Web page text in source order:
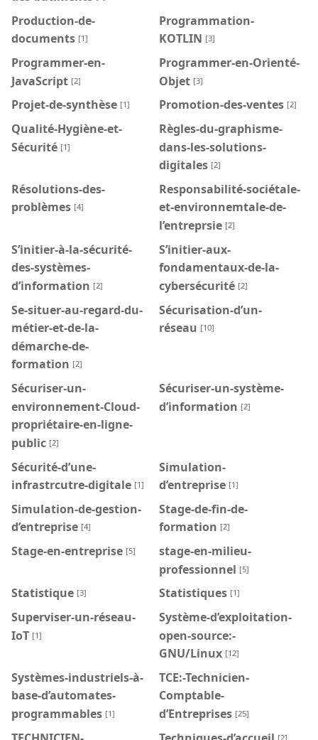
Production-de-
documents [1]
Programmation-
KOTLIN [3]
Programmer-en-
JavaScript [2]
Programmer-en-Orienté-
Objet [3]
Projet-de-synthèse [1] Promotion-des-ventes [2]
Qualité-Hygiène-et-
Sécurité [1]
Règles-du-graphisme-
dans-les-solutions-
digitales [2]
Résolutions-des-
problèmes [4]
Responsabilité-sociétale-
et-environnemtale-de-
l’entreprsie [2]
S’initier-à-la-sécurité-
des-systèmes-
d’information [2]
S’initier-aux-
fondamentaux-de-la-
cybersécurité [2]
Se-situer-au-regard-du-
métier-et-de-la-
démarche-de-
formation [2]
Sécurisation-d’un-
réseau [10]
Sécuriser-un-
environnement-Cloud-
propriétaire-en-ligne-
public [2]
Sécuriser-un-système-
d’information [2]
Sécurité-d’une-
infrastrcutre-digitale [1]
Simulation-
d’entreprise [1]
Simulation-de-gestion-
d’entreprise [4]
Stage-de-fin-de-
formation [2]
Stage-en-entreprise [5]
stage-en-milieu-
professionnel [5]
Statistique [3] Statistiques [1]
Superviser-un-réseau-
IoT [1]
Système-d’exploitation-
open-source:-
GNU/Linux [12]
Systèmes-industriels-à-
base-d’automates-
programmables [1]
TCE:-Technicien-
Comptable-
d’Entreprises [25]
[2]